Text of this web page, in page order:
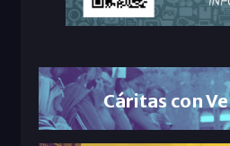
Cáritas con